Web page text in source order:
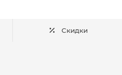
Скидки